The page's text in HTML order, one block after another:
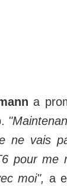
a
ne vais
pour me
moi", a